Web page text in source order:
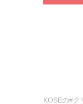
KOSEの#ク